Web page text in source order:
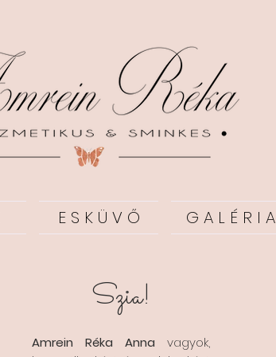
E S K Ü V Ő G A L É R I A
Szia!
Amrein Réka Anna vagyok,